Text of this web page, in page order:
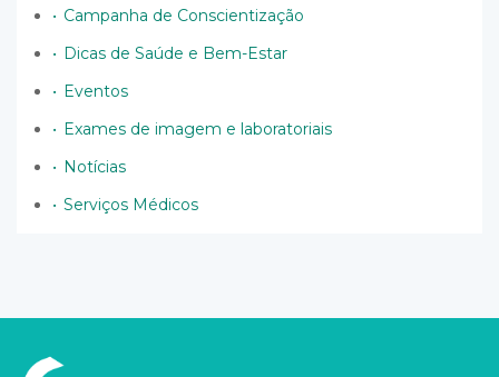
Campanha de Conscientização
Dicas de Saúde e Bem-Estar
Eventos
Exames de imagem e laboratoriais
Notícias
Serviços Médicos